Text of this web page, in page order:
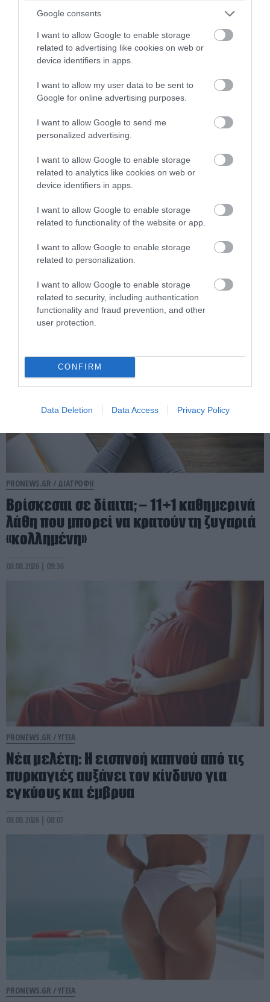
Google consents
I want to allow Google to enable storage
related to advertising like cookies on web or
device identifiers in apps.
I want to allow my user data to be sent to
Google for online advertising purposes.
I want to allow Google to send me
personalized advertising.
I want to allow Google to enable storage
related to analytics like cookies on web or
device identifiers in apps.
I want to allow Google to enable storage
related to functionality of the website or app.
I want to allow Google to enable storage
related to personalization.
I want to allow Google to enable storage
related to security, including authentication
functionality and fraud prevention, and other
user protection.
CONFIRM
Data Deletion Data Access Privacy Policy
PRONEWS.GR /ΥΓΕΙΑ
Καλοκαίρι και αλλεργίες: Ποια
συμπτώματα χρειάζονται προσοχή
PRONEWS.GR /ΔΙΑΤΡΟΦΗ
Γιατί το μέλι δεν χαλάει σχεδόν ποτέ; – Η
επιστήμη δίνει την απάντηση
08.08.2026 | 11:02
PRONEWS.GR / ΔΙΑΤΡΟΦΗ
Βρίσκεσαι σε δίαιτα; – 11+1 καθημερινά
λάθη που μπορεί να κρατούν τη ζυγαριά
«κολλημένη»
08.08.2026 | 09:36
PRONEWS.GR /ΥΓΕΙΑ
Νέα μελέτη: Η εισπνοή καπνού από τις
πυρκαγιές αυξάνει τον κίνδυνο για
εγκύους και έμβρυα
08.08.2026 | 08:07
PRONEWS.GR /ΥΓΕΙΑ